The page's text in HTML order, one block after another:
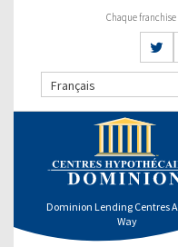
Chaque
Français
Dominion Lending Centres
Way